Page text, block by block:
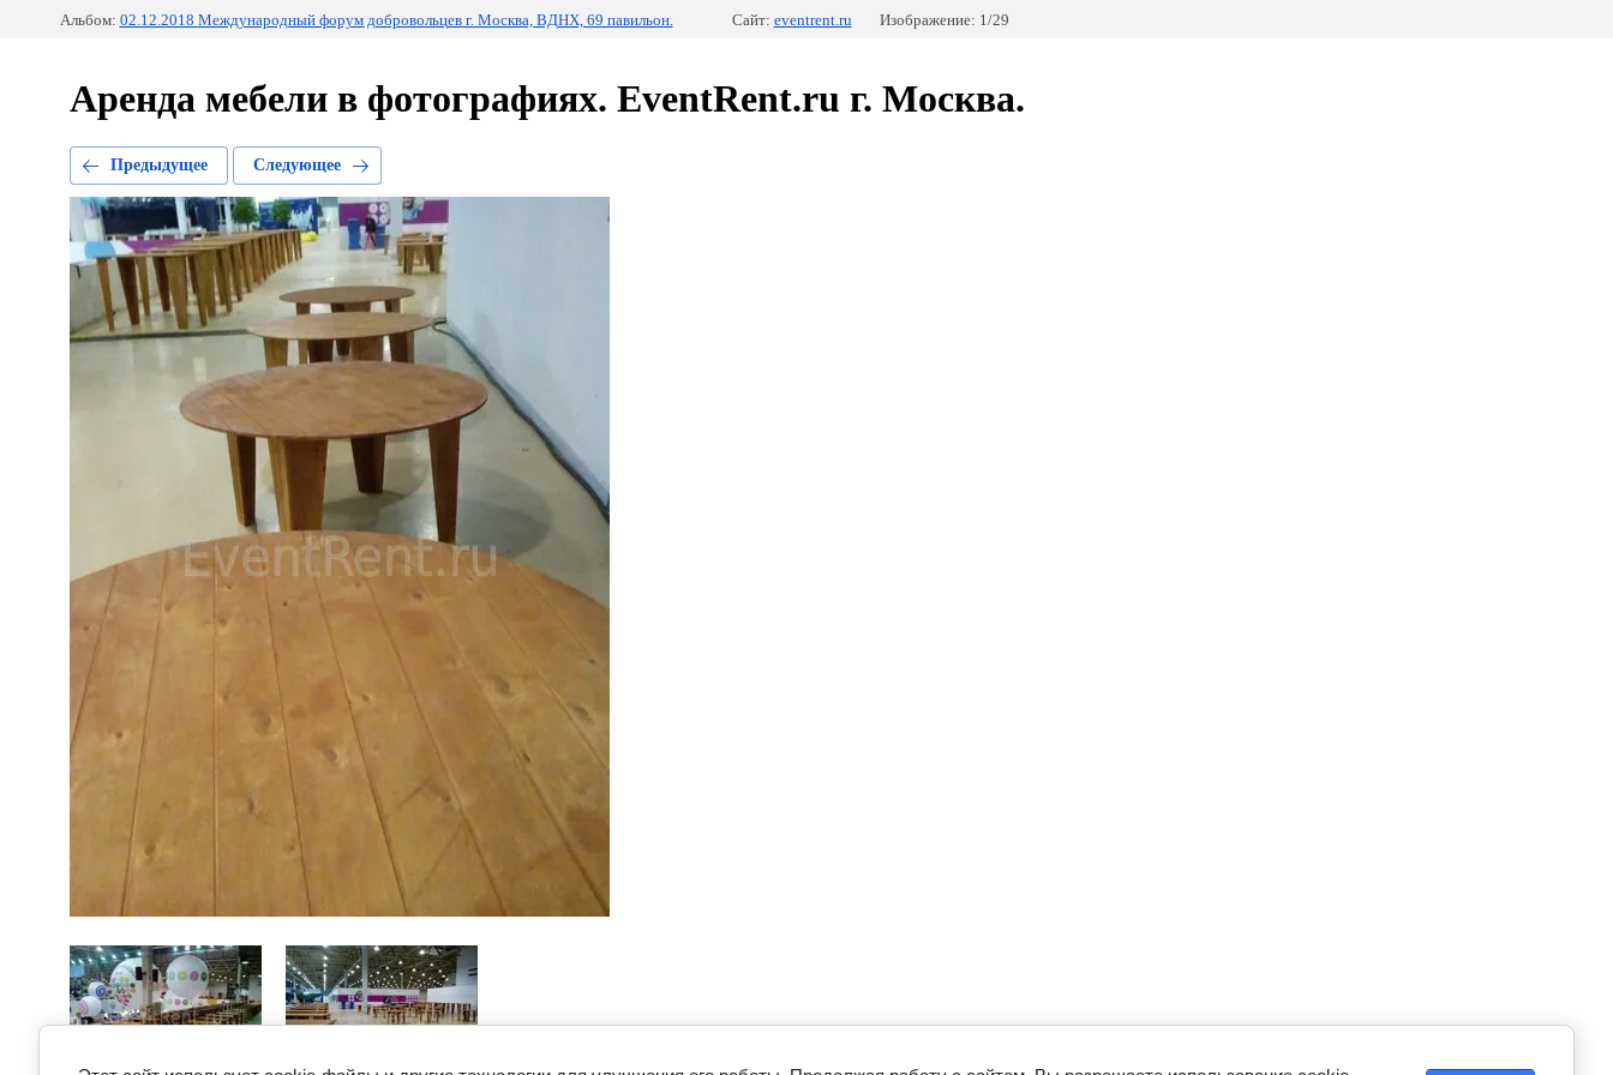
Альбом: 02.12.2018 Международный форум добровольцев г. Москва, ВДНХ, 69 павильон. Сайт: eventrent.ru Изображение: 1/29
Аренда мебели в фотографиях. EventRent.ru г. Москва.
Предыдущее Следующее